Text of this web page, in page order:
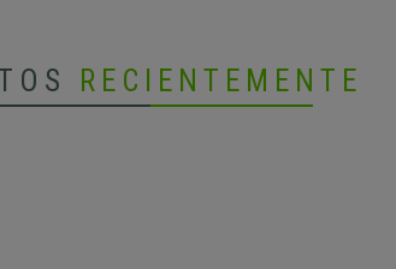
RECIENTEMENTE